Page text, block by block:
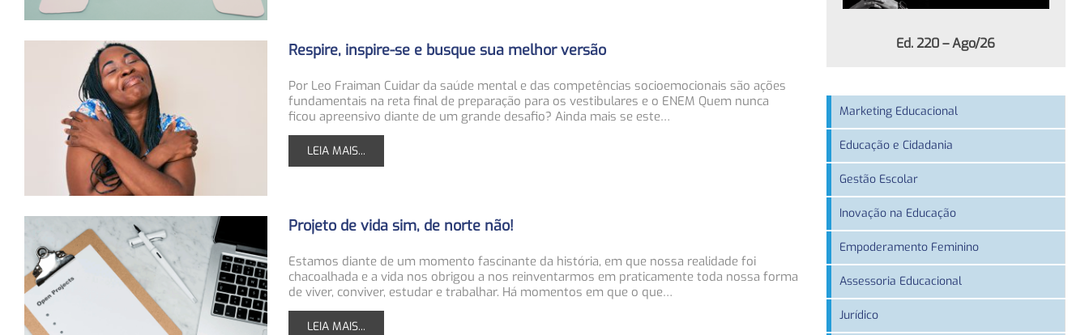
Respire, inspire-se e busque sua melhor versão
Por Leo Fraiman Cuidar da saúde mental e das competências socioemocionais são ações
fundamentais na reta final de preparação para os vestibulares e o ENEM Quem nunca
ficou apreensivo diante de um grande desafio? Ainda mais se este…
LEIA MAIS...
Projeto de vida sim, de norte não!
Estamos diante de um momento fascinante da história, em que nossa realidade foi
chacoalhada e a vida nos obrigou a nos reinventarmos em praticamente toda nossa forma
de viver, conviver, estudar e trabalhar. Há momentos em que o que…
LEIA MAIS...
Ed. 220 – Ago/26
Marketing Educacional
Educação e Cidadania
Gestão Escolar
Inovação na Educação
Empoderamento Feminino
Assessoria Educacional
Jurídico